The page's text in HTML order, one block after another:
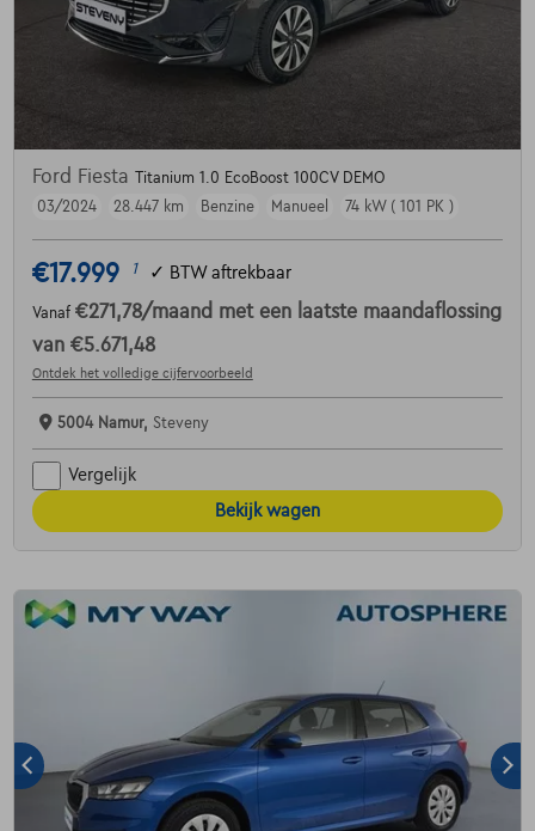
Ford Fiesta Titanium 1.0 EcoBoost 100CV DEMO
03/2024
28.447 km Benzine Manueel 74 kW ( 101 PK )
€17.999 1 ✓ BTW aftrekbaar
Vanaf €271,78/maand met een laatste maandaflossing
van €5.671,48
Ontdek het volledige cijfervoorbeeld
5004 Namur, Steveny
Vergelijk
Bekijk wagen